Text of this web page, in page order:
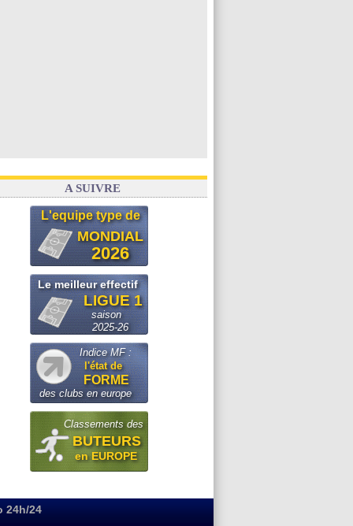
A SUIVRE
L'equipe type de
MONDIAL
2026
Le meilleur effectif
LIGUE 1
saison
2025-26
Indice MF :
l'état de
FORME
des clubs en europe
Classements des
BUTEURS
en EUROPE
24h/24